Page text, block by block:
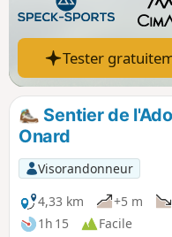
Tester
Sentier de
Onard
Visorandonneur
4,33 km
+5 m
1h 15
Facile